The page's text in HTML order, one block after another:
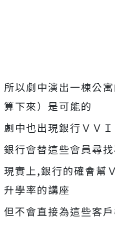
所以劇中演出一棟公
算下來）是可能的
劇中也出現銀行ＶＶ
銀行會替這些會員尋
現實上,銀行的確會幫
升學率的講座
但不會直接為這些客